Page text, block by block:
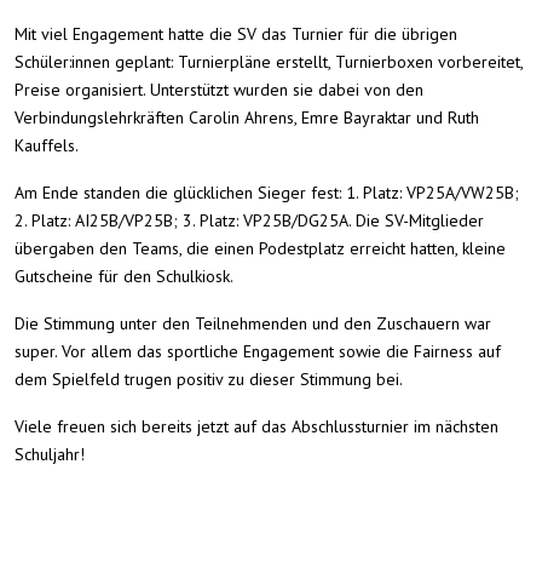
Mit viel Engagement hatte die SV das Turnier für die übrigen
Schüler:innen geplant: Turnierpläne erstellt, Turnierboxen vorbereitet,
Preise organisiert. Unterstützt wurden sie dabei von den
Verbindungslehrkräften Carolin Ahrens, Emre Bayraktar und Ruth
Kauffels.
Am Ende standen die glücklichen Sieger fest: 1. Platz: VP25A/VW25B;
2. Platz: AI25B/VP25B; 3. Platz: VP25B/DG25A. Die SV-Mitglieder
übergaben den Teams, die einen Podestplatz erreicht hatten, kleine
Gutscheine für den Schulkiosk.
Die Stimmung unter den Teilnehmenden und den Zuschauern war
super. Vor allem das sportliche Engagement sowie die Fairness auf
dem Spielfeld trugen positiv zu dieser Stimmung bei.
Viele freuen sich bereits jetzt auf das Abschlussturnier im nächsten
Schuljahr!